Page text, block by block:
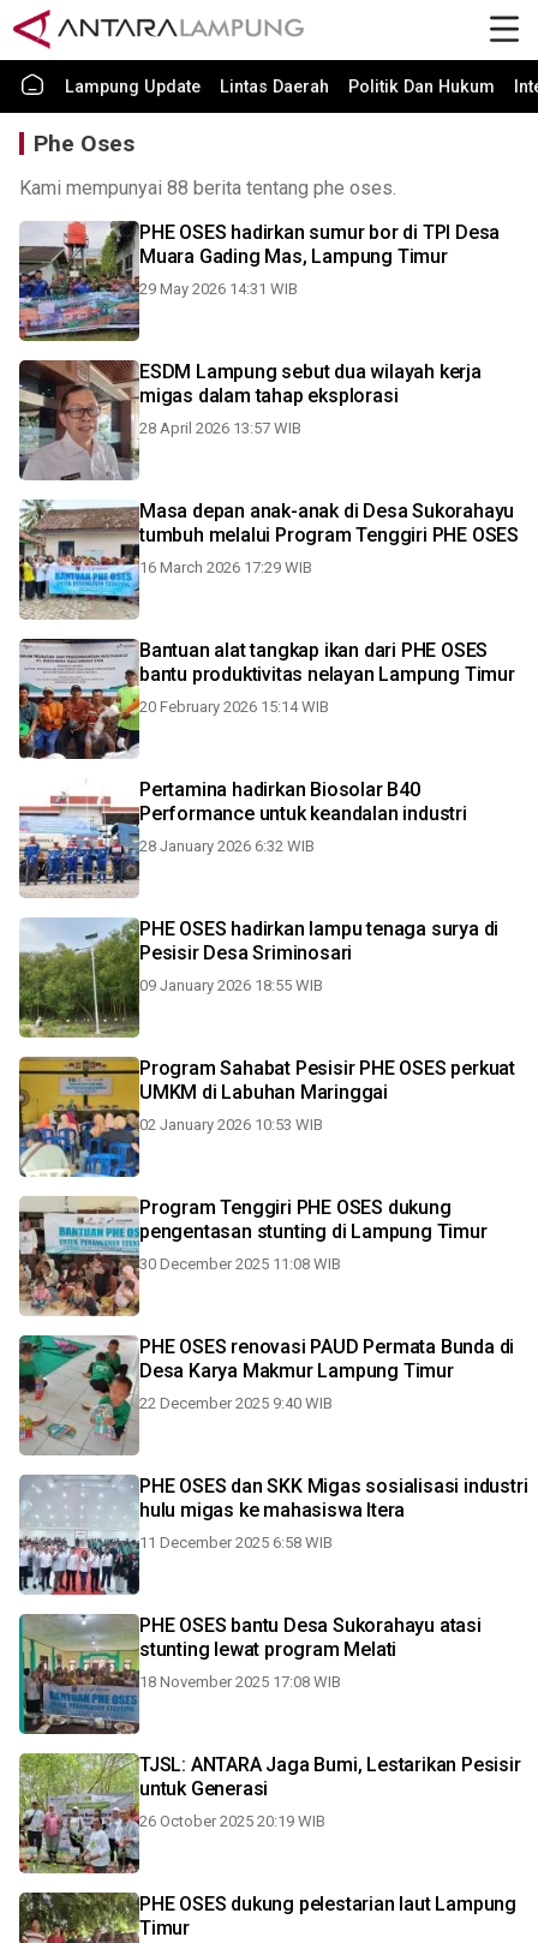
Lampung Update Lintas Daerah Politik Dan Hukum
Phe Oses
Kami mempunyai 88 berita tentang phe oses.
PHE OSES hadirkan sumur bor di TPI Desa
Muara Gading Mas, Lampung Timur
29 May 2026 14:31 WIB
ESDM Lampung sebut dua wilayah kerja
migas dalam tahap eksplorasi
28 April 2026 13:57 WIB
Masa depan anak-anak di Desa Sukorahayu
tumbuh melalui Program Tenggiri PHE OSES
16 March 2026 17:29 WIB
Bantuan alat tangkap ikan dari PHE OSES
bantu produktivitas nelayan Lampung Timur
20 February 2026 15:14 WIB
Pertamina hadirkan Biosolar B40
Performance untuk keandalan industri
28 January 2026 6:32 WIB
PHE OSES hadirkan lampu tenaga surya di
Pesisir Desa Sriminosari
09 January 2026 18:55 WIB
Program Sahabat Pesisir PHE OSES perkuat
UMKM di Labuhan Maringgai
02 January 2026 10:53 WIB
Program Tenggiri PHE OSES dukung
pengentasan stunting di Lampung Timur
30 December 2025 11:08 WIB
PHE OSES renovasi PAUD Permata Bunda di
Desa Karya Makmur Lampung Timur
22 December 2025 9:40 WIB
PHE OSES dan SKK Migas sosialisasi industri
hulu migas ke mahasiswa Itera
11 December 2025 6:58 WIB
PHE OSES bantu Desa Sukorahayu atasi
stunting lewat program Melati
18 November 2025 17:08 WIB
TJSL: ANTARA Jaga Bumi, Lestarikan Pesisir
untuk Generasi
26 October 2025 20:19 WIB
PHE OSES dukung pelestarian laut Lampung
Timur